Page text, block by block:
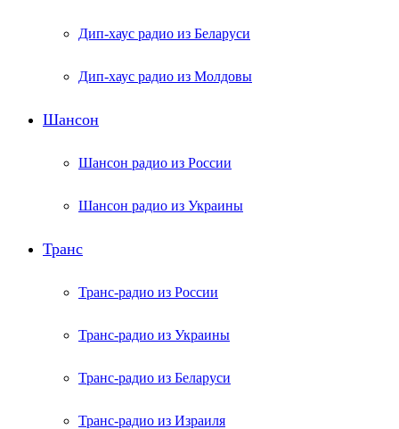
Дип-хаус радио из Беларуси
Дип-хаус радио из Молдовы
Шансон
Шансон радио из России
Шансон радио из Украины
Транс
Транс-радио из России
Транс-радио из Украины
Транс-радио из Беларуси
Транс-радио из Израиля